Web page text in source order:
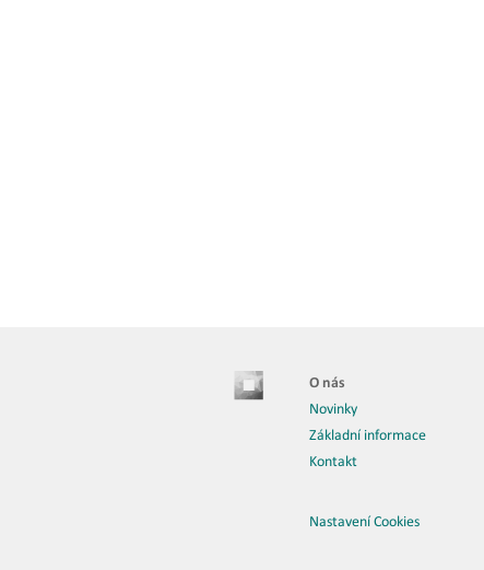
O nás
Novinky
Základní informace
Kontakt
Nastavení Cookies